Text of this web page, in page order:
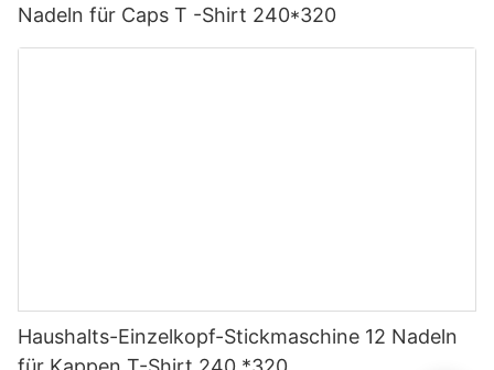
Nadeln für Caps T -Shirt 240*320
Haushalts-Einzelkopf-Stickmaschine 12 Nadeln